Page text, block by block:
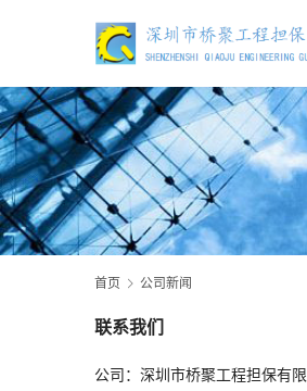
首页 公司新闻
联系我们
公司：深圳市桥聚工程担保有